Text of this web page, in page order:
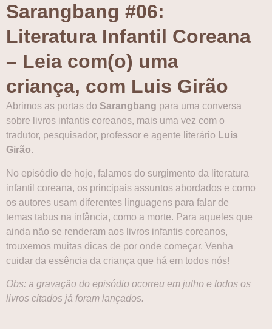
Sarangbang #06:
Literatura Infantil Coreana
– Leia com(o) uma
criança, com Luis Girão
Abrimos as portas do Sarangbang para uma conversa
sobre livros infantis coreanos, mais uma vez com o
tradutor, pesquisador, professor e agente literário Luis
Girão.
No episódio de hoje, falamos do surgimento da literatura
infantil coreana, os principais assuntos abordados e como
os autores usam diferentes linguagens para falar de
temas tabus na infância, como a morte. Para aqueles que
ainda não se renderam aos livros infantis coreanos,
trouxemos muitas dicas de por onde começar. Venha
cuidar da essência da criança que há em todos nós!
Obs: a gravação do episódio ocorreu em julho e todos os
livros citados já foram lançados.